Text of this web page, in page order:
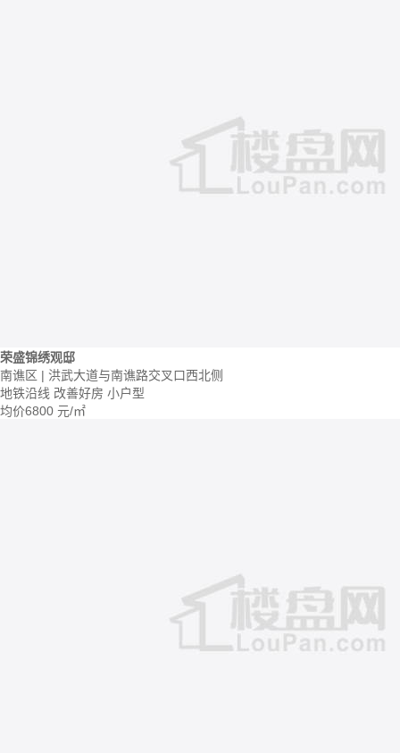
荣盛锦绣观邸
南谯区 | 洪武大道与南谯路交叉口西北侧
地铁沿线 改善好房 小户型
均价6800 元/㎡